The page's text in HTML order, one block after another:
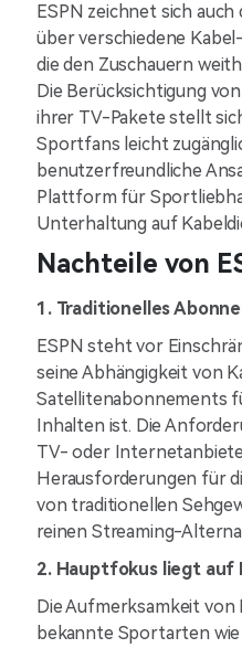
ESPN zeichnet sich
über verschiedene
die den Zuschauern
Die Berücksichtigung
ihrer TV-Pakete stellt
Sportfans leicht
benutzerfreundliche
Plattform für
Unterhaltung auf
Nachteile von
1. Traditionelles
ESPN steht vor
seine Abhängigkeit von
Satellitenabonnements
Inhalten ist. Die
TV- oder
Herausforderungen für
von traditionellen
reinen Streaming-
2. Hauptfokus liegt
Die Aufmerksamkeit von
bekannte Sportarten